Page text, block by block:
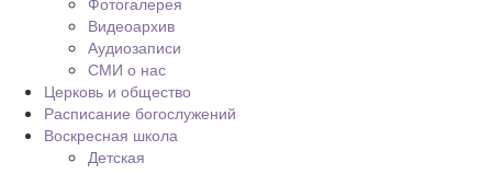
Видеоархив
Аудиозаписи
СМИ о нас
Церковь и общество
Расписание богослужений
Воскресная школа
Детская